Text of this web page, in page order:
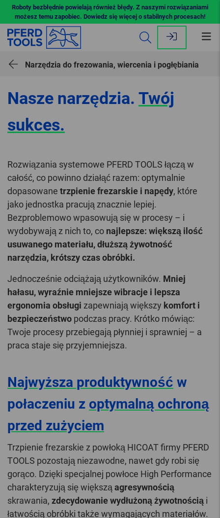
Roboty bezbłędnie powielają również błędy. Z naszymi rozwiązaniami
możesz temu zapobiec. Dowiedz się więcej o stabilnych procesach!
Narzędzia do frezowania, wiercenia i pogłębiania
Nasze narzędzia. Twój
sukces.
Rozwiązania systemowe PFERD TOOLS łączą w
całość, co powinno działąć razem: optymalnie
dopasowane trzpienie frezarskie i napędy, które
jako jednostka pracują znacznie lepiej.
Bezproblemowo wpasowują się w procesy – i
wydobywają z nich to, co najlepsze: większą ilość
usuwanego materiału, dłuższą żywotność
narzędzia, krótszy czas obróbki.
Jednocześnie odciążają użytkowników. Mniej
hałasu, wyraźnie mniejsze wibracje i lepsza
ergonomia obsługi zapewniają większy komfort i
bezpieczeństwo podczas pracy. Krótko mówiąc:
Twoje procesy przebiegają płynniej i sprawniej – a
praca staje się przyjemniejsza.
Najwyższa produktywność w
połaczeniu z optymalną ochroną
przed zużyciem
Trzpienie frezarskie z powłoką HICOAT firmy PFERD
TOOLS pozostają niezawodne, nawet gdy robi się
gorąco. Dzięki specjalnej powłoce High Performance
charakteryzują się większąagresywnością
skrawania, zdecydowanie wydłużoną żywotnością i
łatwością obróbki także wymagających materiałów.